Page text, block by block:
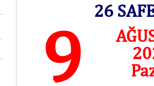
26
9